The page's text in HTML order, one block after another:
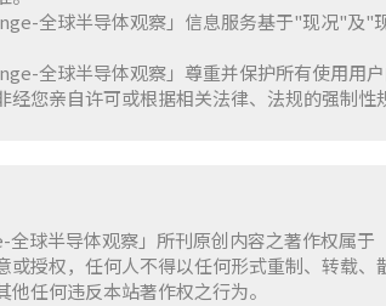
全球半导体观察」信息服务基于"现况"及"
全球半导体观察」尊重并保护所有使用用
经您亲自许可或根据相关法律、法规的强制性
全球半导体观察」所刊原创内容之著作权属
或授权，任何人不得以任何形式重制、转载
他任何违反本站著作权之行为。